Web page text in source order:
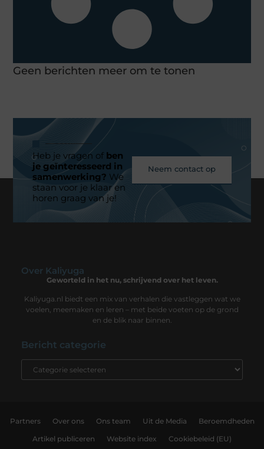
Geen berichten meer om te tonen
Heb je vragen ofben
je geïnteresseerd in
samenwerking? We
staan voor je klaar en
horen graag van je!
Neem contact op
Over Kaliyuga
Geworteld in het nu, schrijvend over het leven.
Kaliyuga.nl biedt een mix van verhalen die vastleggen wat we
voelen, meemaken en leren – met beide voeten op de grond
en de blik naar binnen.
Bericht categorie
Partners Over ons Ons team Uit de Media Beroemdheden
Artikel publiceren Website index Cookiebeleid (EU)